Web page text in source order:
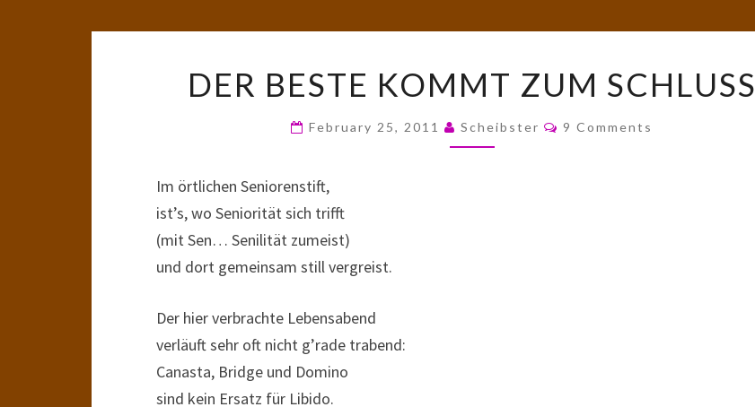
BESTE
DER BESTE KOMMT ZUM SCHLUSS
February 25, 2011 Scheibster Comments
9 Comments
Im örtlichen Seniorenstift,
ist’s, wo Seniorität sich trifft
(mit Sen… Senilität zumeist)
und dort gemeinsam still vergreist.
Der hier verbrachte Lebensabend
verläuft sehr oft nicht g’rade trabend:
Canasta, Bridge und Domino
sind kein Ersatz für Libido.